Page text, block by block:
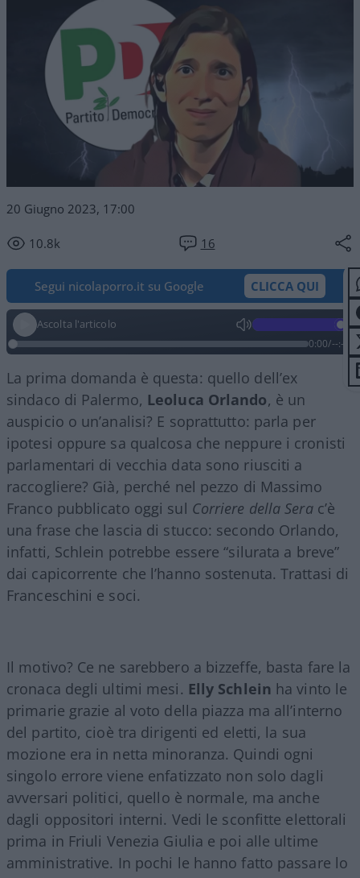
20 Giugno 2023, 17:00
10.8k 16
Segui nicolaporro.it su Google CLICCA QUI
Ascolta l'articolo
0:00/--:--
La prima domanda è questa: quello dell’ex
sindaco di Palermo, Leoluca Orlando, è un
auspicio o un’analisi? E soprattutto: parla per
ipotesi oppure sa qualcosa che neppure i cronisti
parlamentari di vecchia data sono riusciti a
raccogliere? Già, perché nel pezzo di Massimo
Franco pubblicato oggi sul Corriere della Serac’è
una frase che lascia di stucco: secondo Orlando,
infatti, Schlein potrebbe essere “silurata a breve”
dai capicorrente che l’hanno sostenuta. Trattasi di
Franceschini e soci.
Il motivo? Ce ne sarebbero a bizzeffe, basta fare la
cronaca degli ultimi mesi. Elly Schlein ha vinto le
primarie grazie al voto della piazza ma all’interno
del partito, cioè tra dirigenti ed eletti, la sua
mozione era in netta minoranza. Quindi ogni
singolo errore viene enfatizzato non solo dagli
avversari politici, quello è normale, ma anche
dagli oppositori interni. Vedi le sconfitte elettorali
prima in Friuli Venezia Giulia e poi alle ultime
amministrative. In pochi le hanno fatto passare lo